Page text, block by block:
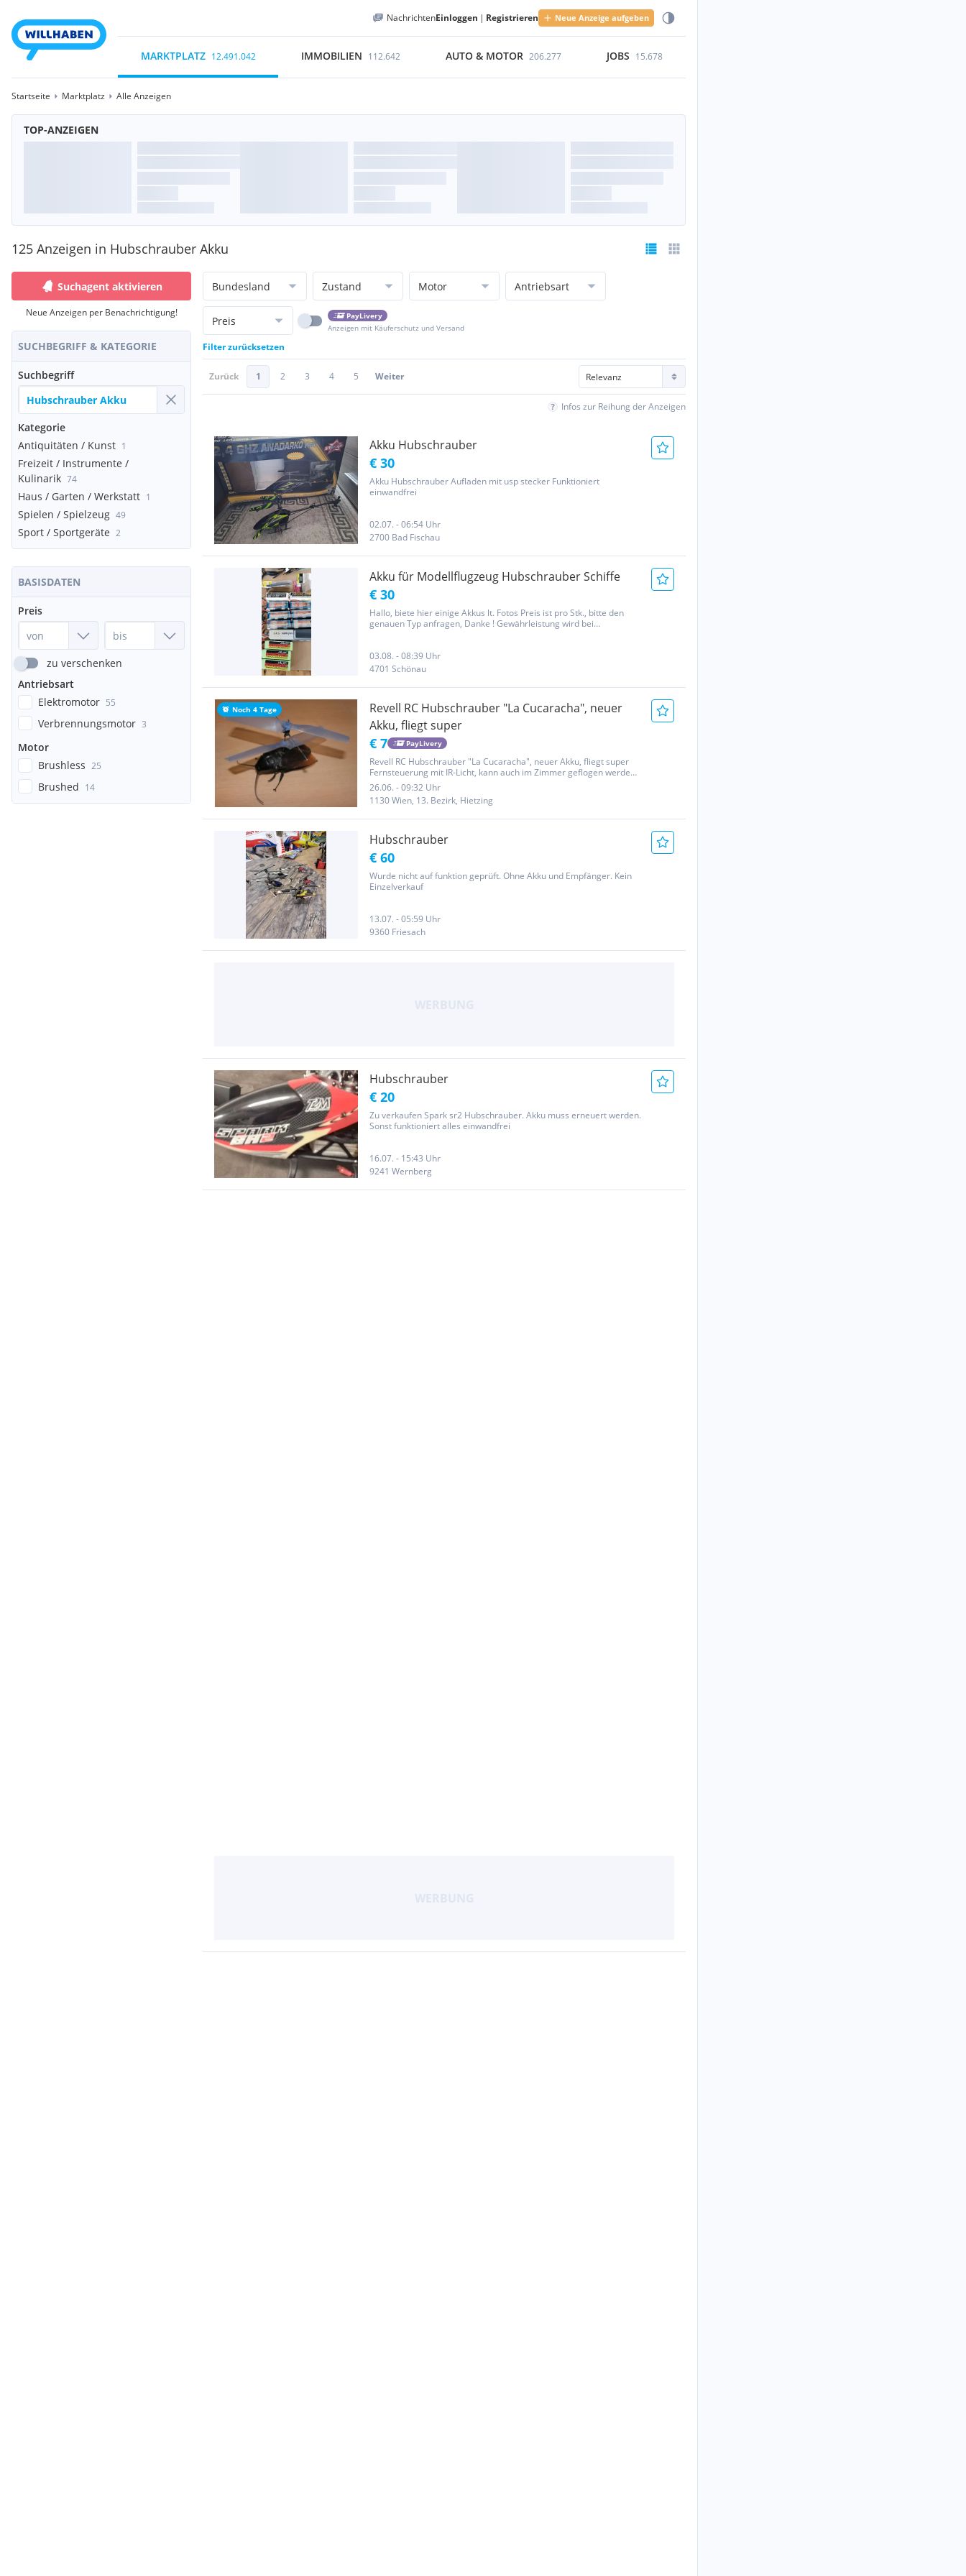
NachrichtenEinloggen | Registrieren Neue Anzeige aufgeben
MARKTPLATZ 12.491.042 IMMOBILIEN 112.642 AUTO & MOTOR 206.277 JOBS 15.678
Startseite Marktplatz Alle Anzeigen
TOP-ANZEIGEN
125 Anzeigen in Hubschrauber Akku
Suchagent aktivieren
Neue Anzeigen per Benachrichtigung!
SUCHBEGRIFF & KATEGORIE
Suchbegriff
Kategorie
Antiquitäten / Kunst 1
Freizeit / Instrumente /
Kulinarik 74
Haus / Garten / Werkstatt 1
Spielen / Spielzeug 49
Sport / Sportgeräte 2
BASISDATEN
Preis
zu verschenken
Antriebsart
Elektromotor 55
Verbrennungsmotor 3
Motor
Brushless 25
Brushed 14
Bundesland Zustand Motor Antriebsart
Preis
PayLivery
Anzeigen mit Käuferschutz und Versand
Filter zurücksetzen
Zurück 1 2 3 4 5 Weiter
Infos zur Reihung der Anzeigen
Akku Hubschrauber
€ 30
Akku Hubschrauber Aufladen mit usp stecker Funktioniert
einwandfrei
02.07. - 06:54 Uhr
2700 Bad Fischau
Akku für Modellflugzeug Hubschrauber Schiffe
€ 30
Hallo, biete hier einige Akkus lt. Fotos Preis ist pro Stk., bitte den
genauen Typ anfragen, Danke ! Gewährleistung wird bei
03.08. - 08:39 Uhr
4701 Schönau
Noch 4 Tage
Revell RC Hubschrauber "La Cucaracha", neuer
Akku, fliegt super
€ 7 PayLivery
Revell RC Hubschrauber "La Cucaracha", neuer Akku, fliegt super
Fernsteuerung mit IR-Licht, kann auch im Zimmer geflogen werden.
ein eigenartiges, lustiges Modell, Cucaracha = Kakerlake. Um den
neuen Akku (8,44 EUR) einzubauen, war es nötig, den...
26.06. - 09:32 Uhr
1130 Wien, 13. Bezirk, Hietzing
Hubschrauber
€ 60
Wurde nicht auf funktion geprüft. Ohne Akku und Empfänger. Kein
Einzelverkauf
13.07. - 05:59 Uhr
9360 Friesach
Hubschrauber
€ 20
Zu verkaufen Spark sr2 Hubschrauber. Akku muss erneuert werden.
Sonst funktioniert alles einwandfrei
16.07. - 15:43 Uhr
9241 Wernberg